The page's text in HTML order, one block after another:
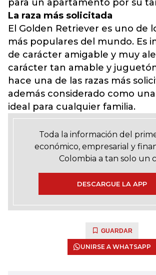
para un apartamento por su
La raza más solicitada
El Golden Retriever es uno de
más populares del mundo. Es
de carácter amigable y muy
carácter tan amable y
hace una de las razas más
además considerado como
ideal para cualquier familia.
Toda la información del
económico, empresarial y
Colombia a tan solo un
DESCARGUE LA APP
GUARDAR
UNIRSE A WHATSAPP